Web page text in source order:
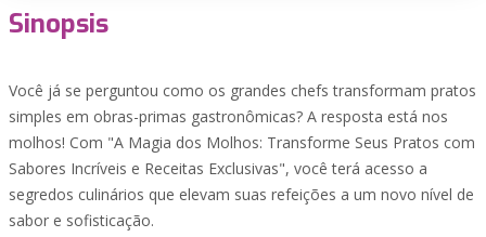
Sinopsis
Você já se perguntou como os grandes chefs transformam pratos
simples em obras-primas gastronômicas? A resposta está nos
molhos! Com "A Magia dos Molhos: Transforme Seus Pratos com
Sabores Incríveis e Receitas Exclusivas", você terá acesso a
segredos culinários que elevam suas refeições a um novo nível de
sabor e sofisticação.